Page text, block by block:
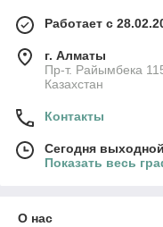
Работает с
г. Алматы
Пр-т. Райымбека
Казахстан
Контакты
Сегодня выходной
Показать весь
О нас